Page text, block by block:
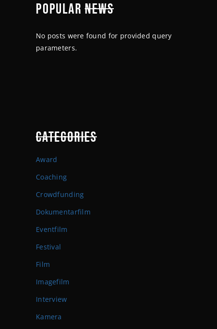
POPULARNEWS
No posts were found for provided query
parameters.
CATEGORIES
Award
Coaching
Crowdfunding
Dokumentarfilm
Eventfilm
Festival
Film
Imagefilm
Interview
Kamera